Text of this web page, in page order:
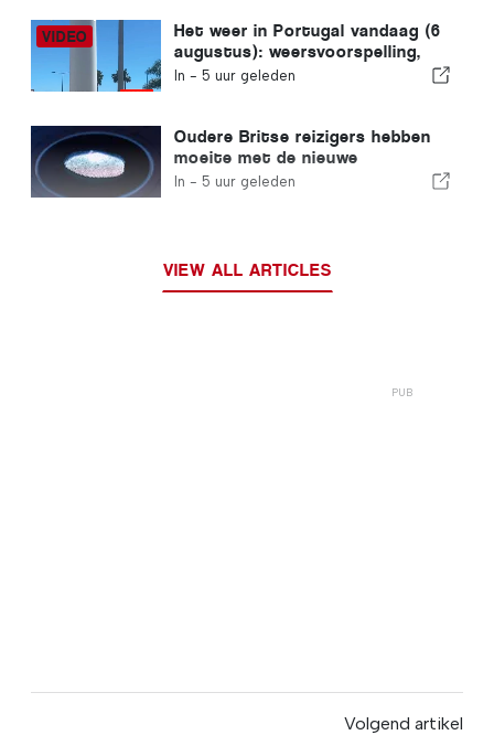
Het weer in Portugal vandaag (6
augustus): weersvoorspelling,
temperaturen en wat je kunt
In - 5 uur geleden
Oudere Britse reizigers hebben
moeite met de nieuwe
vingerafdrukcontroles van de
In - 5 uur geleden
VIEW ALL ARTICLES
Volgend artikel